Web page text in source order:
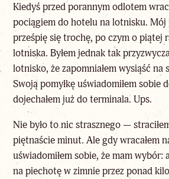
Kiedyś przed porannym odlotem
pociągiem do hotelu na lotnisku. Mój
prześpię się trochę, po czym o piątej
lotniska. Byłem jednak tak
lotnisko, że zapomniałem wysiąść na
Swoją pomyłkę uświadomiłem sobie
dojechałem już do terminala. Ups.
Nie było to nic strasznego —
piętnaście minut. Ale gdy wracałem
uświadomiłem sobie, że mam wybór:
na piechotę w zimnie przez ponad